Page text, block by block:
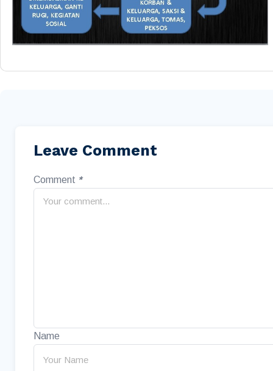
Leave Comment
Comment *
Name